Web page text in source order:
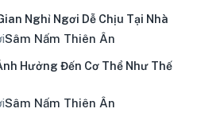
Nghỉ Ngơi Dễ Chịu Tại Nhà
Sâm Nấm Thiên Ân
Hưởng Đến Cơ Thể Như Thế
Sâm Nấm Thiên Ân